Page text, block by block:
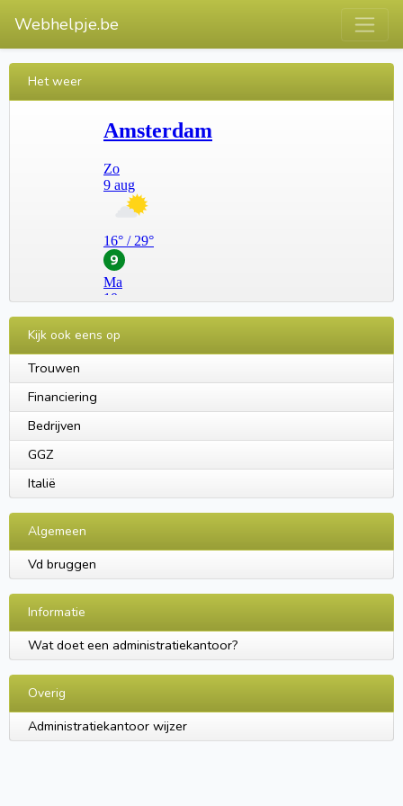
Webhelpje.be
Het weer
Kijk ook eens op
Trouwen
Financiering
Bedrijven
GGZ
Italië
Algemeen
Vd bruggen
Informatie
Wat doet een administratiekantoor?
Overig
Administratiekantoor wijzer